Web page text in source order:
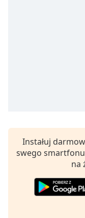
subtitles
off,
Instałuj
swego
na